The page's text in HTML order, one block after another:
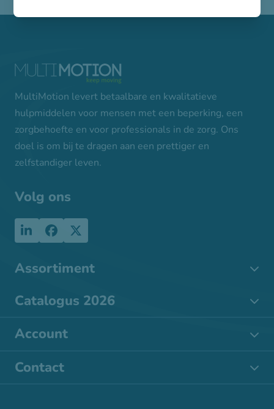
MultiMotion levert betaalbare en kwalitatieve
hulpmiddelen voor mensen met een beperking, een
zorgbehoefte en voor professionals in de zorg. Ons
doel is om bij te dragen aan een prettiger en
zelfstandiger leven.
Volg ons
Assortiment
Catalogus 2026
Account
Contact